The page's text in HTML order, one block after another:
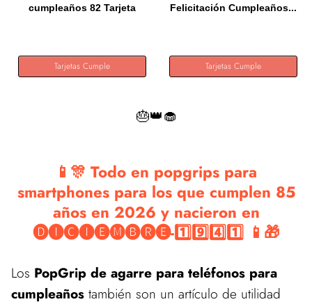
cumpleaños 82 Tarjeta
Tarjetas Cumple
Felicitación Cumpleaños...
Tarjetas Cumple
🎂👑🧁
📱🎊 Todo en popgrips para
smartphones para los que cumplen 85
años en 2026 y nacieron en
🅓🅘🅒🅘🅔🅜🅑🅡🅔-1️⃣9️⃣4️⃣1️⃣ 📱🎁
Los PopGrip de agarre para teléfonos para
cumpleaños también son un artículo de utilidad